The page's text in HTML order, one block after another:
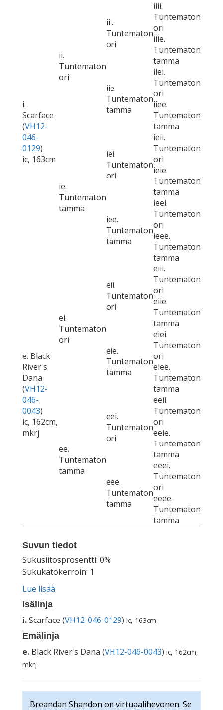
i.
Scarface
(VH12-
046-
0129)
ic, 163cm
ii.
Tuntematon
ori
iii.
Tuntematon
ori
iiii.
Tuntematon
ori
iiie.
Tuntematon
tamma
iie.
Tuntematon
tamma
iiei.
Tuntematon
ori
iiee.
Tuntematon
tamma
ie.
Tuntematon
tamma
iei.
Tuntematon
ori
ieii.
Tuntematon
ori
ieie.
Tuntematon
tamma
iee.
Tuntematon
tamma
ieei.
Tuntematon
ori
ieee.
Tuntematon
tamma
e. Black
River's
Dana
(VH12-
046-
0043)
ic, 162cm,
mkrj
ei.
Tuntematon
ori
eii.
Tuntematon
ori
eiii.
Tuntematon
ori
eiie.
Tuntematon
tamma
eie.
Tuntematon
tamma
eiei.
Tuntematon
ori
eiee.
Tuntematon
tamma
ee.
Tuntematon
tamma
eei.
Tuntematon
ori
eeii.
Tuntematon
ori
eeie.
Tuntematon
tamma
eee.
Tuntematon
tamma
eeei.
Tuntematon
ori
eeee.
Tuntematon
tamma
Suvun tiedot
Sukusiitosprosentti: 0%
Sukukatokerroin: 1
Lue lisää
Isälinja
i.Scarface (VH12-046-0129) ic, 163cm
Emälinja
e. Black River's Dana (VH12-046-0043) ic, 162cm,
mkrj
Breandan Shandon on virtuaalihevonen. Se